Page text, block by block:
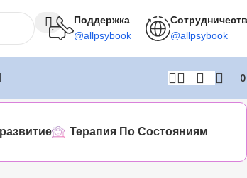
Поддержка
@allpsybook @allpsybook
Терапия По Состояниям